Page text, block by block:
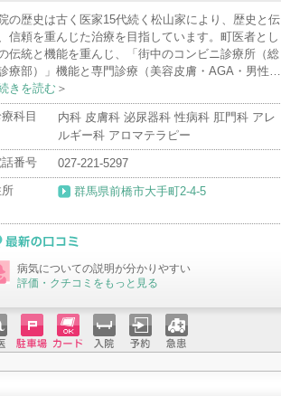
の歴史は古く医家15代続く松山家により、歴史と伝
信頼を重んじた治療を目指しています。町医者とし
伝統と機能を重んじ、「街中のコンビニ診療所（総
療部）」機能と専門診療（美容皮膚・AGA・男性…
きを読む ＞
科目
内科 皮膚科 泌尿器科 性病科 肛門科 アレ
ルギー科 アロマテラピー
話番号
027-221-5297
群馬県前橋市大手町2-4-5
の口コミ
病気についての説明が分かりやすい
評価・クチコミをもっと見る
駐車場クレジ
ットカ
入院 予約 急患